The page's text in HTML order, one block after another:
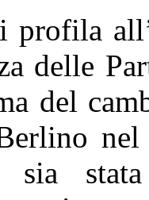
profila
delle
del
sia